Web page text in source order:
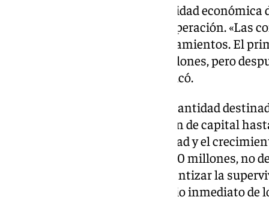
Sin embargo, explicó que la realidad
análisis obligó a replantear la operación. «Las
ambas partes. Hubo dos planteamientos. El
ampliación de capital de 80 millones, pero
que recomendaba LaLiga», explicó.
La nueva propuesta reducía la cantidad
acciones y elevaba la ampliación de capital
«Queríamos priorizar la viabilidad y el
una ampliación de capital de 120 millones, no
objetivo de este cambio era garantizar la
antes que maximizar el beneficio inmediato de